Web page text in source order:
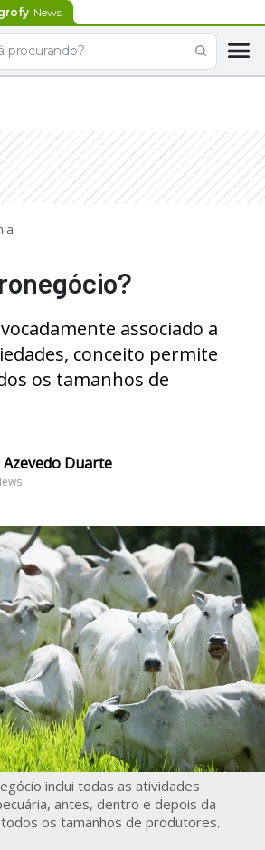
News
associado a
conceito permite
os tamanhos de
Azevedo Duarte
inclui todas as atividades
antes, dentro e depois da
os tamanhos de produtores.